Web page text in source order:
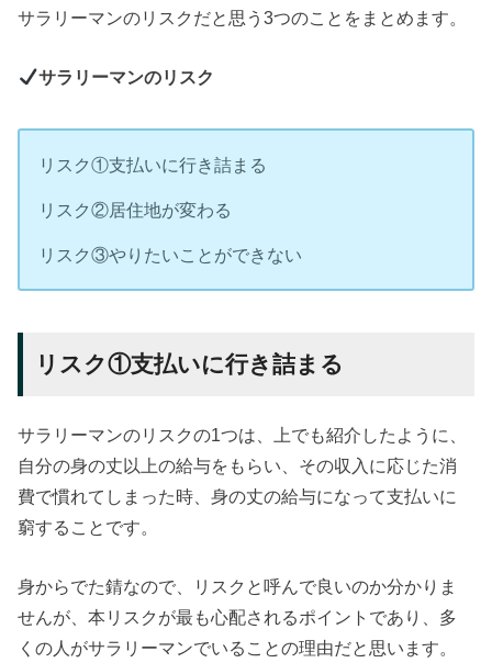
サラリーマンのリスクだと思う3つのことをまとめます。
サラリーマンのリスク
リスク①支払いに行き詰まる
リスク②居住地が変わる
リスク③やりたいことができない
リスク①支払いに行き詰まる
サラリーマンのリスクの1つは、上でも紹介したように、
自分の身の丈以上の給与をもらい、その収入に応じた消
費で慣れてしまった時、身の丈の給与になって支払いに
窮することです。
身からでた錆なので、リスクと呼んで良いのか分かりま
せんが、本リスクが最も心配されるポイントであり、多
くの人がサラリーマンでいることの理由だと思います。